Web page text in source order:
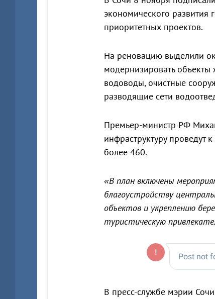
экономического развития
приоритетных проектов.
На реновацию выделили
модернизировать
водоводы, очистные
разводящие сети
Премьер-министр РФ
инфраструктуру проведут
более 460.
«В план включены
благоустройству
объектов и укреплению
туристическую
В пресс-службе мэрии